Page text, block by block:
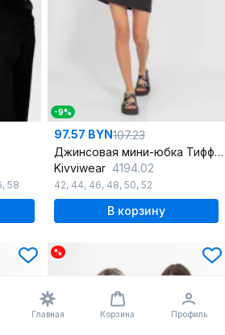
, 58
-9%
97.57 BYN107.23
Джинсовая мини-юбка Тиффани, стильная летняя
Kivviwear 4194.02
42, 44, 46, 48, 50, 52
В корзину
%
Главная Корзина Профиль